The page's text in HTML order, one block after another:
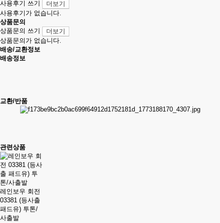
사용후기 쓰기
더보기
사용후기가 없습니다.
상품문의
상품문의 쓰기
더보기
상품문의가 없습니다.
배송/교환정보
배송정보
교환/반품
관련상품
레인보우 회전
03381 (등사출
패드유) 투톤/
사출발